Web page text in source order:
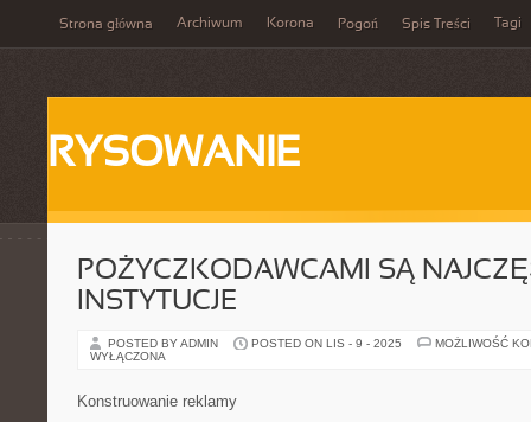
Strona główna Archiwum Korona Pogoń Spis Treści Tagi
RYSOWANIE
POŻYCZKODAWCAMI SĄ
INSTYTUCJE
POSTED BY ADMIN POSTED ON LIS - 9 - 2025
MOŻLIWOŚĆ
WYŁĄCZONA
Konstruowanie reklamy